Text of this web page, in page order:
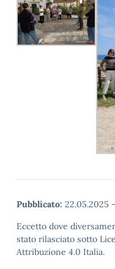
Pubblicato: 22.05.2025 -
Eccetto dove
stato rilasciato sotto
Attribuzione 4.0 Italia.